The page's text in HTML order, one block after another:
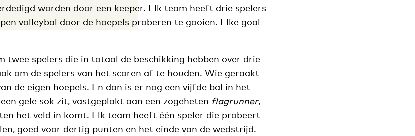
worden door een keeper. Elk team heeft drie spelers
volleybal door de hoepels proberen te gooien. Elke goal
twee spelers die in totaal de beschikking hebben over drie
om de spelers van het scoren af te houden. Wie geraakt
de eigen hoepels. En dan is er nog een vijfde bal in het
gele sok zit, vastgeplakt aan een zogeheten flagrunner,
het veld in komt. Elk team heeft één speler die probeert
goed voor dertig punten en het einde van de wedstrijd.